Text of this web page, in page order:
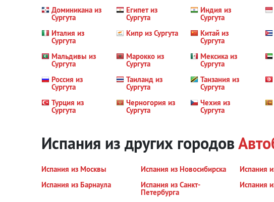
Доминикана из
Сургута
Египет из
Сургута
Индия из
Сургута
Италия из
Сургута
Кипр из Сургута Китай из
Сургута
Мальдивы из
Сургута
Марокко из
Сургута
Мексика из
Сургута
Россия из
Сургута
Таиланд из
Сургута
Танзания из
Сургута
Турция из
Сургута
Черногория из
Сургута
Чехия из
Сургута
Испания из других городов
Испания из Москвы Испания из Новосибирска Испания
Испания из Барнаула
Испания из Санкт-
Петербурга
Испания